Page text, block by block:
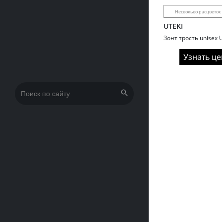
Искать:
Несколько
UTEKI
Узнать